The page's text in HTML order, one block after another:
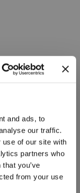
and ads, to
our traffic.
use of our site with
partners who
you’ve
from your use